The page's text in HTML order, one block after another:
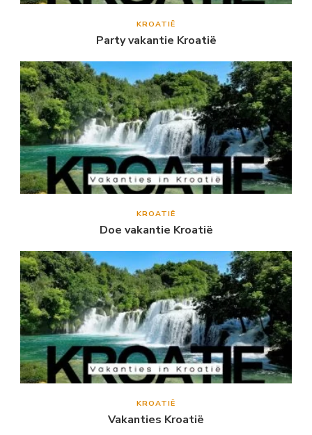
KROATIË
Party vakantie Kroatië
KROATIË
Doe vakantie Kroatië
KROATIË
Vakanties Kroatië